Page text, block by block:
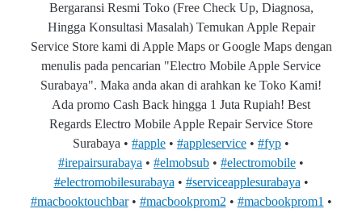
Bergaransi Resmi Toko (Free Check Up, Diagnosa,
Hingga Konsultasi Masalah) Temukan Apple Repair
Service Store kami di Apple Maps or Google Maps dengan
menulis pada pencarian "Electro Mobile Apple Service
Surabaya". Maka anda akan di arahkan ke Toko Kami!
Ada promo Cash Back hingga 1 Juta Rupiah! Best
Regards Electro Mobile Apple Repair Service Store
Surabaya • #apple • #appleservice • #fyp •
#irepairsurabaya • #elmobsub • #electromobile •
#electromobilesurabaya • #serviceapplesurabaya •
#macbooktouchbar• #macbookprom2 • #macbookprom1 •